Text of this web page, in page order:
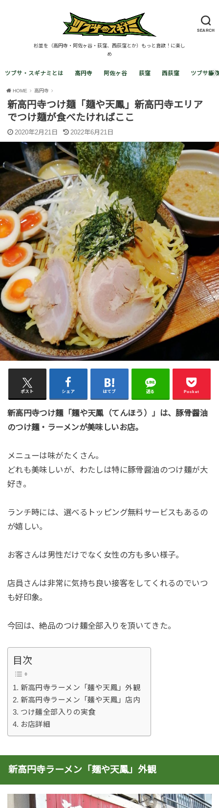
SEARCH
杉並を（高円寺・阿佐ヶ谷・荻窪、西荻窪とか）もっと貪欲！に楽し
め
ツブサ・スギナミとは 高円寺 阿佐ヶ谷 荻窪 西荻窪 ツブサ編
HOME 高円寺
新高円寺つけ麺「麺や天鳳」新高円寺エリア
でつけ麺が食べたければここ
2020年2月21日 2022年6月21日
ポスト シェア はてブ 送る Pocket
新高円寺つけ麺「麺や天鳳（てんほう）」は、豚骨醤油
のつけ麺・ラーメンが美味しいお店。
メニューは味がたくさん。
どれも美味しいが、わたしは特に豚骨醤油のつけ麺が大
好き。
ランチ時には、選べるトッピング無料サービスもあるの
が嬉しい。
お客さんは男性だけでなく女性の方も多い様子。
店員さんは非常に気持ち良い接客をしてくれるのでいつ
も好印象。
今回は、絶品のつけ麺全部入りを頂いてきた。
目次
新高円寺ラーメン「麺や天鳳」外観
新高円寺ラーメン「麺や天鳳」店内
つけ麺全部入りの実食
お店詳細
新高円寺ラーメン「麺や天鳳」外観